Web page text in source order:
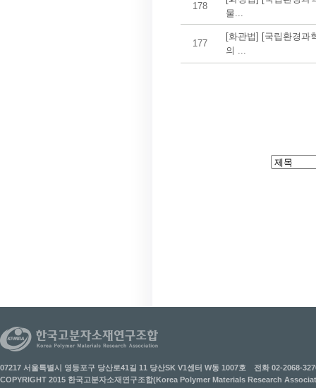
178
물...
177
[화관법] [국립환경과
의 ...
07217 서울특별시 영등포구 당산로41길 11 당산SK V1센터 W동 1007호
전화 02-2068-
COPYRIGHT 2015 한국고분자소재연구조합(Korea Polymer Materials Research